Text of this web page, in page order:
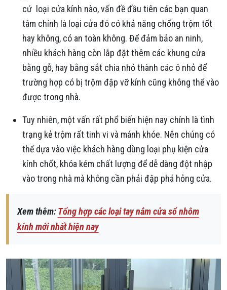
cứ loại cửa kính nào, vấn đề đầu tiên các bạn quan
tâm chính là loại cửa đó có khả năng chống trộm tốt
hay không, có an toàn không. Để đảm bảo an ninh,
nhiều khách hàng còn lắp đặt thêm các khung cửa
bằng gỗ, hay bằng sắt chia nhỏ thành các ô nhỏ để
trường hợp có bị trộm đập vỡ kính cũng không thể vào
được trong nhà.
Tuy nhiên, một vấn rất phổ biến hiện nay chính là tình
trạng kẻ trộm rất tinh vi và mánh khóe. Nên chúng có
thể dựa vào việc khách hàng dùng loại phụ kiện cửa
kính chốt, khóa kém chất lượng để dễ dàng đột nhập
vào trong nhà mà không cần phải đập phá hỏng cửa.
Xem thêm:Tổng hợp các loại tay nắm cửa sổ nhôm
kính mới nhất hiện nay